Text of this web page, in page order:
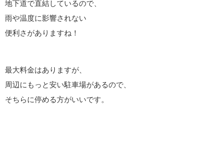
地下道で直結しているので、
雨や温度に影響されない
便利さがありますね！
最大料金はありますが、
周辺にもっと安い駐車場があるので、
そちらに停める方がいいです。